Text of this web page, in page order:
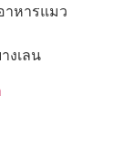
หารแมว
งเลน